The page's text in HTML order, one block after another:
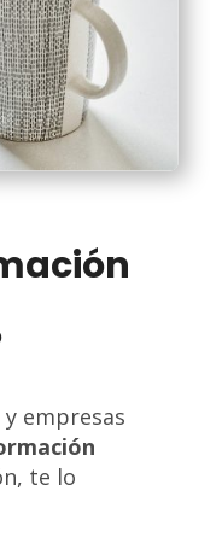
empresas
te lo